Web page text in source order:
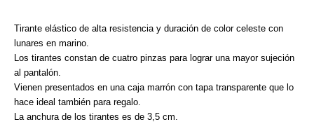
Tirante elástico de alta resistencia y duración de color celeste con
lunares en marino.
Los tirantes constan de cuatro pinzas para lograr una mayor sujeción
al pantalón.
Vienen presentados en una caja marrón con tapa transparente que lo
hace ideal también para regalo.
La anchura de los tirantes es de 3,5 cm.